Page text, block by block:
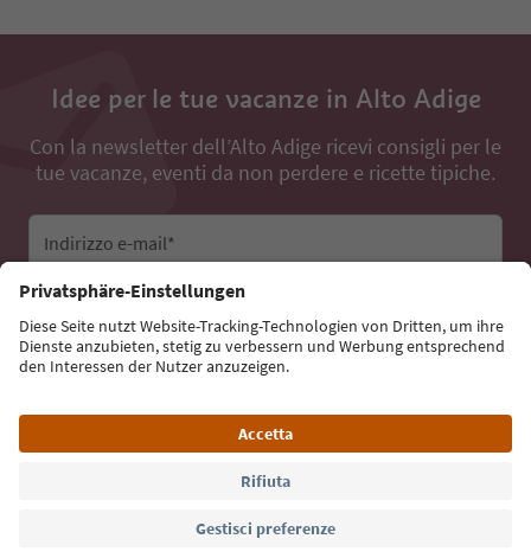
Idee per le tue vacanze in Alto Adige
Con la newsletter dell’Alto Adige ricevi consigli per le
tue vacanze, eventi da non perdere e ricette tipiche.
Indirizzo e-mail*
Iscriviti alla newsletter